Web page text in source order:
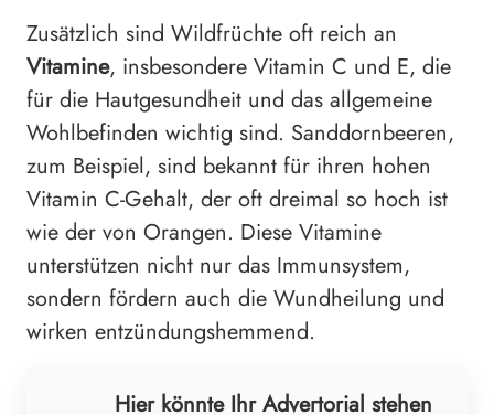
Zusätzlich sind Wildfrüchte oft reich an
Vitamine, insbesondere Vitamin C und E, die
für die Hautgesundheit und das allgemeine
Wohlbefinden wichtig sind. Sanddornbeeren,
zum Beispiel, sind bekannt für ihren hohen
Vitamin C-Gehalt, der oft dreimal so hoch ist
wie der von Orangen. Diese Vitamine
unterstützen nicht nur das Immunsystem,
sondern fördern auch die Wundheilung und
wirken entzündungshemmend.
Hier könnte Ihr Advertorial stehen